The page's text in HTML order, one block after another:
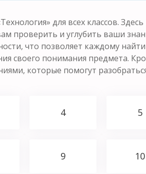
для всех классов.
проверить и углубить ваши
что позволяет каждому найти
своего понимания предмета.
которые помогут
4 5
9 10